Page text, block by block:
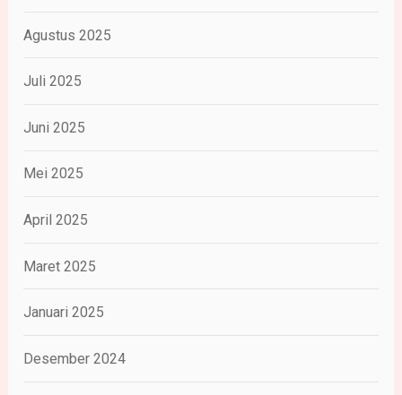
Agustus 2025
Juli 2025
Juni 2025
Mei 2025
April 2025
Maret 2025
Januari 2025
Desember 2024